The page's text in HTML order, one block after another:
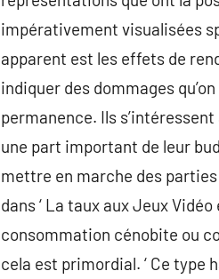
impérativement visualisées
apparent est les effets de
indiquer des dommages
permanence. Ils
une part important de leur
mettre en marche des
dans ‘ La taux aux Jeux
consommation cénobite ou
cela est primordial. ‘ Ce type